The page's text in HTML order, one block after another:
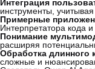
Интеграция
инструменты,
Примерные
Интерпретатора кода
Понимание
расширяя
Обработка длинного
сложные и